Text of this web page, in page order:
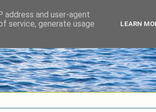
address and user-agent
service, generate usage
LEARN